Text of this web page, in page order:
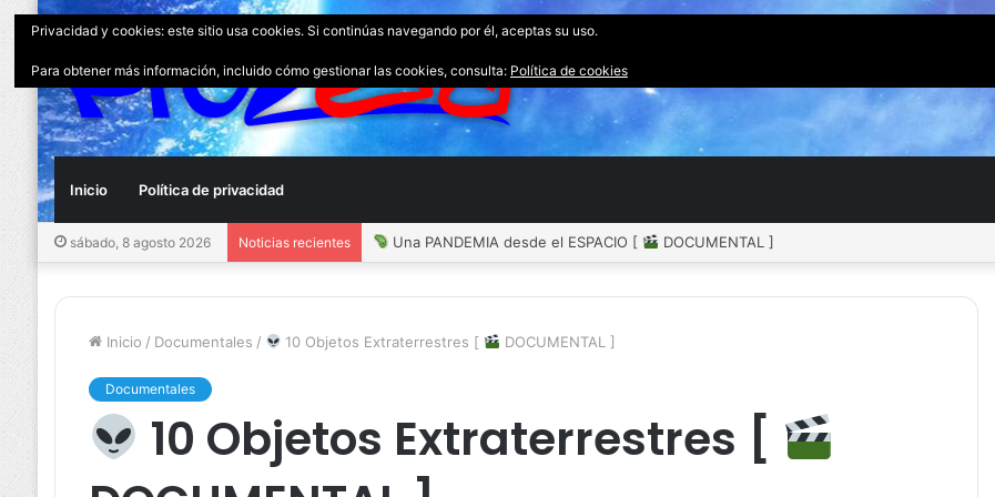
Inicio Política de privacidad
sábado, 8 agosto 2026 Noticias recientes Una PANDEMIA desde el ESPACIO [ DOCUMENTAL ]
Inicio / Documentales / 10 Objetos Extraterrestres [ DOCUMENTAL ]
Documentales
10 Objetos Extraterrestres [
Privacidad y cookies: este sitio usa cookies. Si continúas navegando por él, aceptas su uso.
Para obtener más información, incluido cómo gestionar las cookies, consulta: Política de cookies